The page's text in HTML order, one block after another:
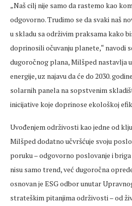
„Naš cilj nije samo da rastemo kao
odgovorno. Trudimo se da svaki naš
u skladu sa održivim praksama kako
doprinosili očuvanju planete,“ navodi
dugoročnog plana, Milšped nastavlja
energije, uz najavu da će do 2030.
solarnih panela na sopstvenim
inicijative koje doprinose ekološkoj
Uvođenjem održivosti kao jedne od
Milšped dodatno učvršćuje svoju
poruku– odgovorno poslovanje i
nisu samo trend, već dugoročna
osnovan je ESG odbor unutar
strateškim pitanjima održivosti– od